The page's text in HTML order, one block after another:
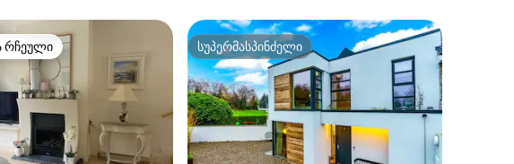
მოწინავე ვარიანტი
რჩეული სუპერმასპინძელი
სუპერმასპინძელი